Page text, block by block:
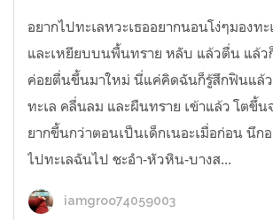
อยากไปทะเลหวะเธออยากนอนโง่ๆมองท
และเหยียบบนพื้นทราย หลับ แล้วตื่น แล้ว
ค่อยตื่นขึ้นมาใหม่ นี่แค่คิดฉันก็รู้สึกฟินแล้
ทะเล คลื่นลม และผืนทราย เข้าแล้ว โตขึ้น
ยากขึ้นกว่าตอนเป็นเด็กเนอะเมื่อก่อน นึก
ไปทะเลฉันไป ชะอำ-หัวหิน-บางส...
iamgroo74059003